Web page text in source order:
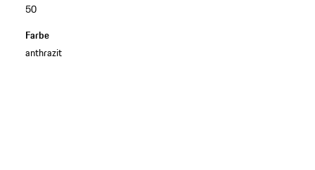
50
Farbe
anthrazit